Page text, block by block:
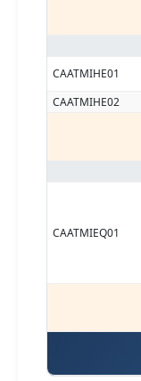
CAATMIHE01
CAATMIHE02
CAATMIEQ01